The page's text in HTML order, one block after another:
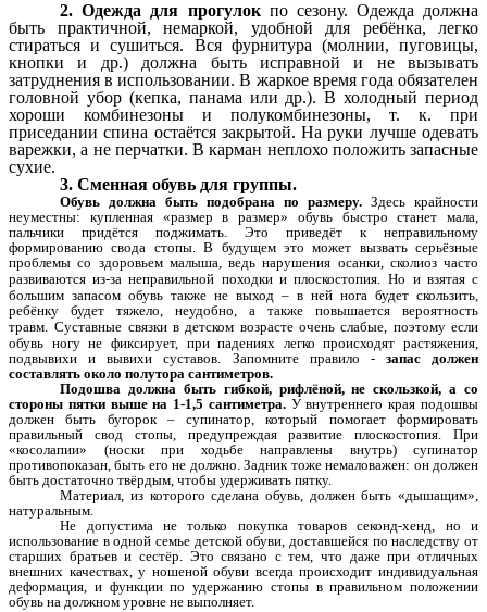
2. Одежда для прогулок по сезону. Одежда должна
быть практичной, немаркой, удобной для ребёнка, легко
стираться и сушиться. Вся фурнитура (молнии, пуговицы,
кнопки и др.) должна быть исправной и не вызывать
затруднения в использовании. В жаркое время года обязателен
головной убор (кепка, панама или др.). В холодный период
хороши комбинезоны и полукомбинезоны, т. к. при
приседании спина остаётся закрытой. На руки лучше одевать
варежки, а не перчатки. В карман неплохо положить запасные
сухие.
3. Сменная обувь для группы.
Обувь должна быть подобрана по размеру. Здесь крайности
неуместны: купленная «размер в размер» обувь быстро станет мала,
пальчики придётся поджимать. Это приведёт к неправильному
формированию свода стопы. В будущем это может вызвать серьёзные
проблемы со здоровьем малыша, ведь нарушения осанки, сколиоз часто
развиваются из-за неправильной походки и плоскостопия. Но и взятая с
большим запасом обувь также не выход – в ней нога будет скользить,
ребёнку будет тяжело, неудобно, а также повышается вероятность
травм. Суставные связки в детском возрасте очень слабые, поэтому если
обувь ногу не фиксирует, при падениях легко происходят растяжения,
подвывихи и вывихи суставов. Запомните правило - запас должен
составлять около полутора сантиметров.
Подошва должна быть гибкой, рифлёной, не скользкой, а со
стороны пятки выше на 1-1,5 сантиметра.У внутреннего края подошвы
должен быть бугорок – супинатор, который помогает формировать
правильный свод стопы, предупреждая развитие плоскостопия. При
«косолапии» (носки при ходьбе направлены внутрь) супинатор
противопоказан, быть его не должно. Задник тоже немаловажен: он должен
быть достаточно твёрдым, чтобы удерживать пятку.
Материал, из которого сделана обувь, должен быть «дышащим»,
натуральным.
Не допустима не только покупка товаров секонд-хенд, но и
использование в одной семье детской обуви, доставшейся по наследству от
старших братьев и сестёр. Это связано с тем, что даже при отличных
внешних качествах, у ношеной обуви всегда происходит индивидуальная
деформация, и функции по удержанию стопы в правильном положении
обувь на должном уровне не выполняет.